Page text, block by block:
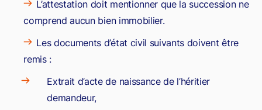
L’attestation doit mentionner que la succession ne
comprend aucun bien immobilier.
Les documents d’état civil suivants doivent être
remis :
Extrait d’acte de naissance de l’héritier
demandeur,